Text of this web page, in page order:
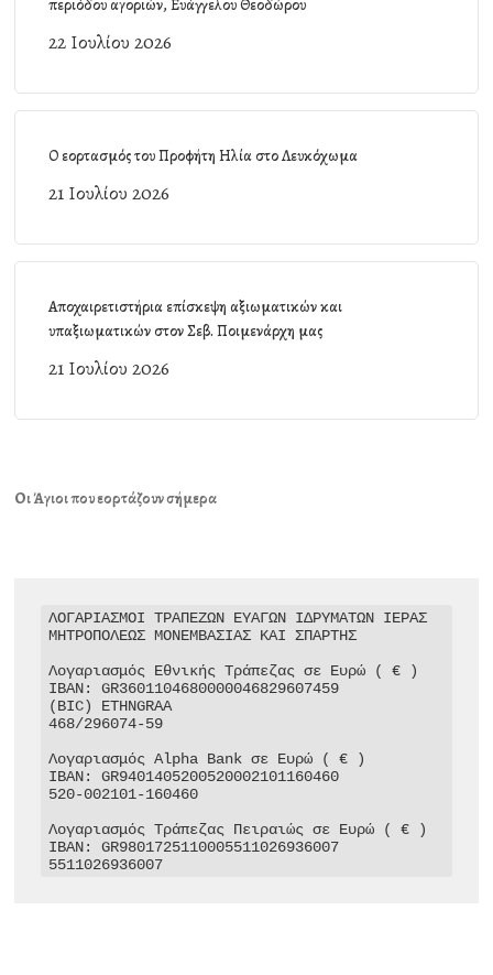
περιόδου αγοριών, Ευάγγελου Θεοδώρου
22 Ιουλίου 2026
Ο εορτασμός του Προφήτη Ηλία στο Λευκόχωμα
21 Ιουλίου 2026
Αποχαιρετιστήρια επίσκεψη αξιωματικών και
υπαξιωματικών στον Σεβ. Ποιμενάρχη μας
21 Ιουλίου 2026
Οι Άγιοι που εορτάζουν σήμερα
ΛΟΓΑΡΙΑΣΜΟΙ ΤΡΑΠΕΖΩΝ ΕΥΑΓΩΝ ΙΔΡΥΜΑΤΩΝ ΙΕΡΑΣ
ΜΗΤΡΟΠΟΛΕΩΣ ΜΟΝΕΜΒΑΣΙΑΣ ΚΑΙ ΣΠΑΡΤΗΣ
Λογαριασμός Εθνικής Τράπεζας σε Ευρώ ( € )
IBAN: GR3601104680000046829607459
(BIC) ETHNGRAA
468/296074-59
Λογαριασμός Alpha Bank σε Ευρώ ( € )
IBAN: GR9401405200520002101160460
520-002101-160460
Λογαριασμός Τράπεζας Πειραιώς σε Ευρώ ( € )
IBAN: GR9801725110005511026936007
5511026936007